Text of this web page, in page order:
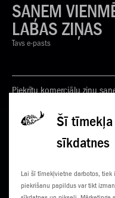
Šī
sīkdatnes
Lai šī tīmekļvietne darbotos, tiek
piekrišanu papildus var tikt
SAŅEM
LABAS ZIŅAS
Tavs e-pasts
Piekrītu komerciālu ziņu
KLIENTU CENTRI